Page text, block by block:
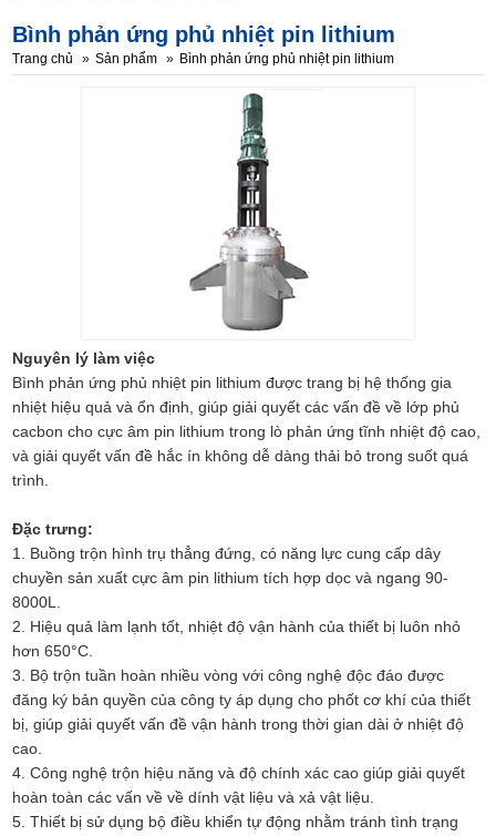
Bình phản ứng phủ nhiệt pin lithium
Trang chủ Sản phẩm Bình phản ứng phủ nhiệt pin lithium
Nguyên lý làm việc
Bình phản ứng phủ nhiệt pin lithium được trang bị hệ thống gia
nhiệt hiệu quả và ổn định, giúp giải quyết các vấn đề về lớp phủ
cacbon cho cực âm pin lithium trong lò phản ứng tĩnh nhiệt độ cao,
và giải quyết vấn đề hắc ín không dễ dàng thải bỏ trong suốt quá
trình.
Đặc trưng:
1. Buồng trộn hình trụ thẳng đứng, có năng lực cung cấp dây
chuyền sản xuất cực âm pin lithium tích hợp dọc và ngang 90-
8000L.
2. Hiệu quả làm lạnh tốt, nhiệt độ vận hành của thiết bị luôn nhỏ
hơn 650°C.
3. Bộ trộn tuần hoàn nhiều vòng với công nghệ độc đáo được
đăng ký bản quyền của công ty áp dụng cho phốt cơ khí của thiết
bị, giúp giải quyết vấn đề vận hành trong thời gian dài ở nhiệt độ
cao.
4. Công nghệ trộn hiệu năng và độ chính xác cao giúp giải quyết
hoàn toàn các vấn về về dính vật liệu và xả vật liệu.
5. Thiết bị sử dụng bộ điều khiển tự động nhằm tránh tình trạng